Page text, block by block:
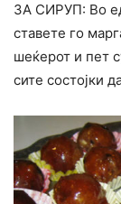
ЗА СИРУП: Во
ставете го
шеќерот и пет
сите состојки